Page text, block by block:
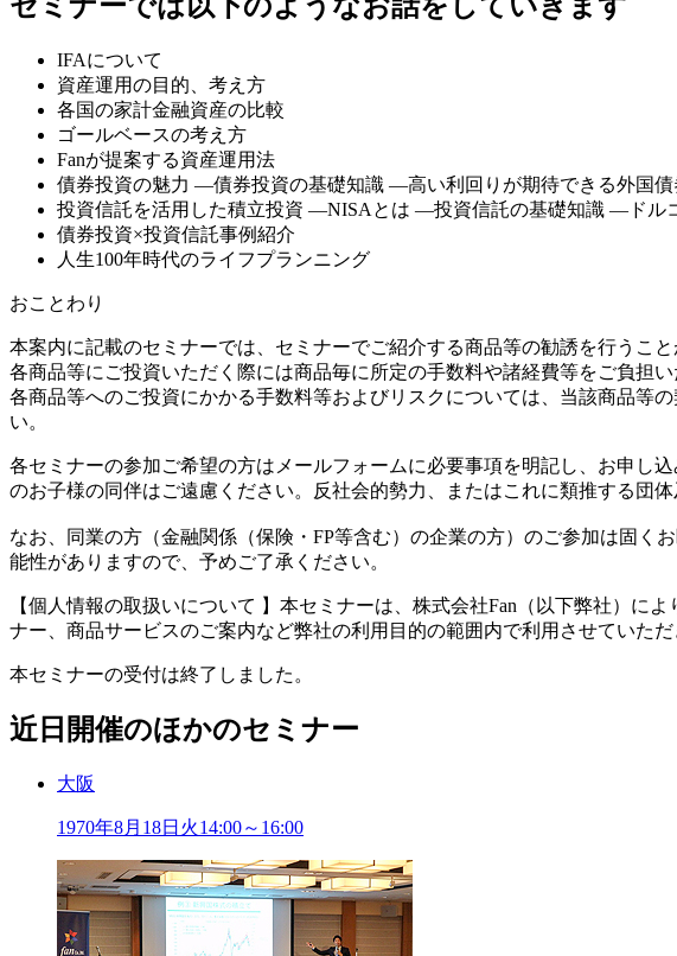
IFAについて
資産運用の目的、考え方
各国の家計金融資産の比較
ゴールベースの考え方
Fanが提案する資産運用法
債券投資の魅力 ―債券投資の基礎知識 ―高い利回りが期待できる外国
投資信託を活用した積立投資 ―NISAとは ―投資信託の基礎知識 ―ドル
債券投資×投資信託事例紹介
人生100年時代のライフプランニング
おことわり
本案内に記載のセミナーでは、セミナーでご紹介する商品等の勧誘を行うこと
各商品等にご投資いただく際には商品毎に所定の手数料や諸経費等をご負担
各商品等へのご投資にかかる手数料等およびリスクについては、当該商品等
い。
各セミナーの参加ご希望の方はメールフォームに必要事項を明記し、お申し
のお子様の同伴はご遠慮ください。反社会的勢力、またはこれに類推する団
なお、同業の方（金融関係（保険・FP等含む）の企業の方）のご参加は固
能性がありますので、予めご了承ください。
【個人情報の取扱いについて 】本セミナーは、株式会社Fan（以下弊社）に
ナー、商品サービスのご案内など弊社の利用目的の範囲内で利用させていただ
本セミナーの受付は終了しました。
近日開催のほかのセミナー
大阪
1970年8月 18日 火14:00～16:00